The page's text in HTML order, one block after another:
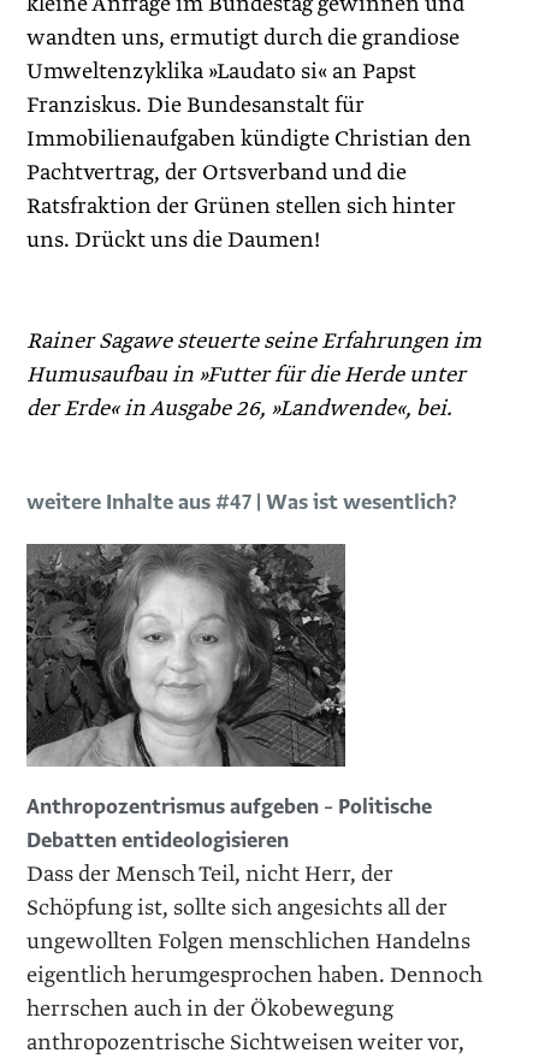
wandten uns, ermutigt durch die grandiose
Umweltenzyklika »Laudato si« an Papst
Franziskus. Die Bundesanstalt für
Immobilienaufgaben kündigte Christian den
Pachtvertrag, der Ortsverband und die
Ratsfraktion der Grünen stellen sich hinter
uns. Drückt uns die Daumen!
Rainer Sagawe steuerte seine Erfahrungen im
Humusaufbau in »Futter für die Herde unter
der Erde« in Ausgabe 26, »Landwende«, bei.
weitere Inhalte aus #47 | Was ist wesentlich?
Anthropozentrismus aufgeben – Politische
Debatten entideologisieren
Dass der Mensch Teil, nicht Herr, der
Schöpfung ist, sollte sich angesichts all der
ungewollten Folgen menschlichen Handelns
eigentlich herumgesprochen haben. Dennoch
herrschen auch in der Ökobewegung
anthropozentrische Sichtweisen weiter vor,